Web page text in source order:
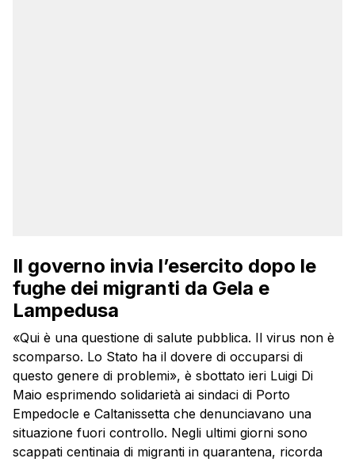
Il governo invia l’esercito dopo le
fughe dei migranti da Gela e
Lampedusa
«Qui è una questione di salute pubblica. Il virus non è
scomparso. Lo Stato ha il dovere di occuparsi di
questo genere di problemi», è sbottato ieri Luigi Di
Maio esprimendo solidarietà ai sindaci di Porto
Empedocle e Caltanissetta che denunciavano una
situazione fuori controllo. Negli ultimi giorni sono
scappati centinaia di migranti in quarantena, ricorda